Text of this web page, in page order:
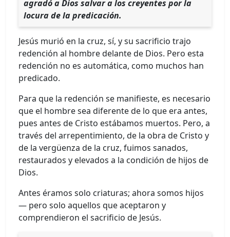
agradó a Dios salvar a los creyentes por la
locura de la predicación.
Jesús murió en la cruz, sí, y su sacrificio trajo
redención al hombre delante de Dios. Pero esta
redención no es automática, como muchos han
predicado.
Para que la redención se manifieste, es necesario
que el hombre sea diferente de lo que era antes,
pues antes de Cristo estábamos muertos. Pero, a
través del arrepentimiento, de la obra de Cristo y
de la vergüenza de la cruz, fuimos sanados,
restaurados y elevados a la condición de hijos de
Dios.
Antes éramos solo criaturas; ahora somos hijos
— pero solo aquellos que aceptaron y
comprendieron el sacrificio de Jesús.